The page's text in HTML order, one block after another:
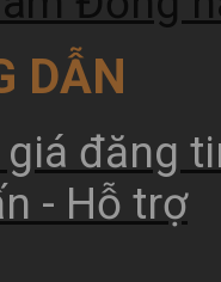
DẪN
giá đăng
- Hỗ trợ